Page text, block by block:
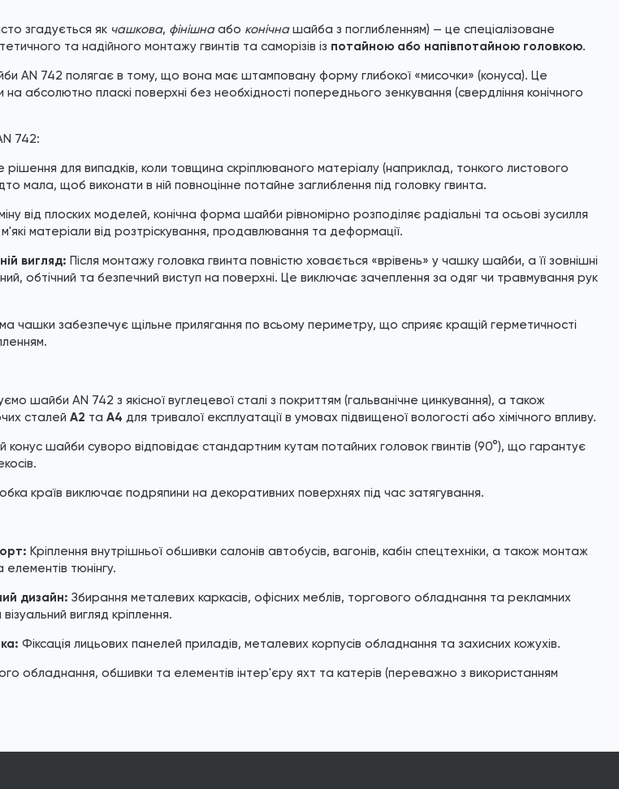
згадується як чашкова, фінішнаабо конічнашайба з поглибленням) — це спеціалізоване
та надійного монтажу гвинтів та саморізів із потайною або напівпотайною головкою.
AN 742 полягає в тому, що вона має штамповану форму глибокої «мисочки» (конуса). Це
абсолютно пласкі поверхні без необхідності попереднього зенкування (свердління конічного
742:
рішення для випадків, коли товщина скріплюваного матеріалу (наприклад, тонкого листового
мала, щоб виконати в ній повноцінне потайне заглиблення під головку гвинта.
від плоских моделей, конічна форма шайби рівномірно розподіляє радіальні та осьові зусилля
матеріали від розтріскування, продавлювання та деформації.
вигляд: Після монтажу головка гвинта повністю ховається «врівень» у чашку шайби, а її зовнішні
обтічний та безпечний виступ на поверхні. Це виключає зачеплення за одяг чи травмування рук
чашки забезпечує щільне прилягання по всьому периметру, що сприяє кращій герметичності
шайби AN 742 з якісної вуглецевої сталі з покриттям (гальванічне цинкування), а також
сталей A2 та A4 для тривалої експлуатації в умовах підвищеної вологості або хімічного впливу.
конус шайби суворо відповідає стандартним кутам потайних головок гвинтів (90°), що гарантує
країв виключає подряпини на декоративних поверхнях під час затягування.
Кріплення внутрішньої обшивки салонів автобусів, вагонів, кабін спецтехніки, а також монтаж
елементів тюнінгу.
дизайн: Збирання металевих каркасів, офісних меблів, торгового обладнання та рекламних
вигляд кріплення.
Фіксація лицьових панелей приладів, металевих корпусів обладнання та захисних кожухів.
обладнання, обшивки та елементів інтер'єру яхт та катерів (переважно з використанням